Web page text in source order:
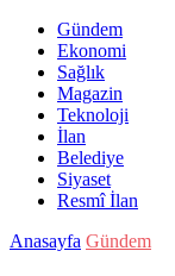
Gündem
Ekonomi
Sağlık
Magazin
Teknoloji
İlan
Belediye
Siyaset
Resmî İlan
Anasayfa Gündem